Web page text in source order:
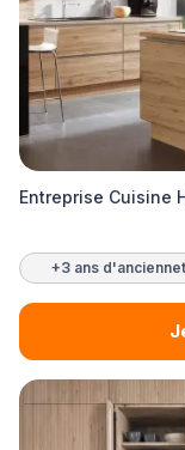
Entreprise Cuisine
+3 ans